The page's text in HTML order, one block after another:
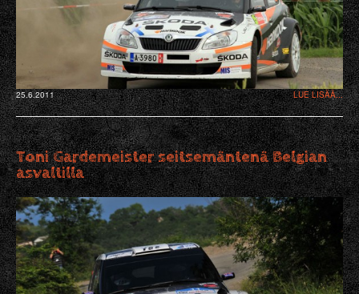
25.6.2011 LUE LISÄÄ...
Toni Gardemeister seitsemäntenä Belgian
asvaltilla